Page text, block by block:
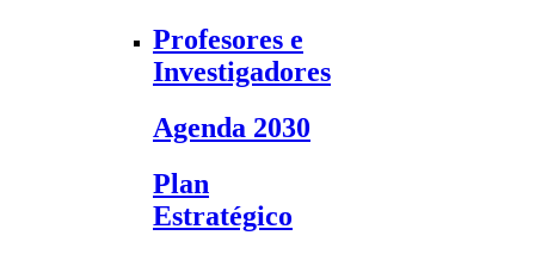
Profesores e
Investigadores
Agenda 2030
Plan
Estratégico